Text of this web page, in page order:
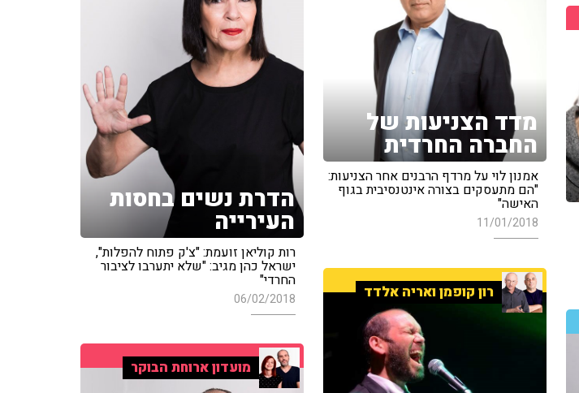
הדרת נשים בחסות
העירייה
רות קוליאן זועמת: "צ'ק פתוח להפלות",
ישראל כהן מגיב: "שלא יתערבו לציבור
החרדי"
06/02/2018
מדד הצניעות של
החברה החרדית
אמנון לוי על מרדף הרבנים אחר הצניעות:
"הם מתעסקים בצורה אינטנסיבית בגוף
האישה"
11/01/2018
רון קופמן ואריה אלדד
מועדון ארוחת הבוקר